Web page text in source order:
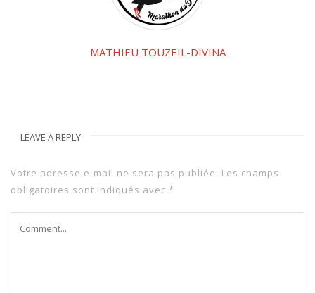
MATHIEU TOUZEIL-DIVINA
LEAVE A REPLY
Votre adresse e-mail ne sera pas publiée. Les champs
obligatoires sont indiqués avec *